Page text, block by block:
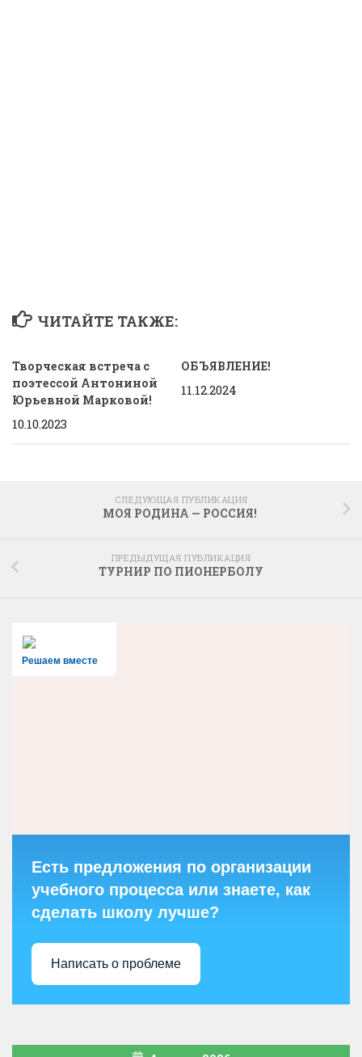
ЧИТАЙТЕ ТАКЖЕ:
Творческая встреча с
поэтессой Антониной
Юрьевной Марковой!
10.10.2023
ОБЪЯВЛЕНИЕ!
11.12.2024
СЛЕДУЮЩАЯ ПУБЛИКАЦИЯ
МОЯ РОДИНА — РОССИЯ!
ПРЕДЫДУЩАЯ ПУБЛИКАЦИЯ
ТУРНИР ПО ПИОНЕРБОЛУ
Решаем вместе
Есть предложения по организации
учебного процесса или знаете, как
сделать школу лучше?
Написать о проблеме